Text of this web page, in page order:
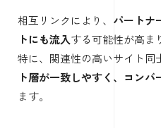
相互リンクにより、 パートナ
トにも流入する可能性が高ま
特に、関連性の高いサイト同
ト層が一致しやすく、コン
ます。